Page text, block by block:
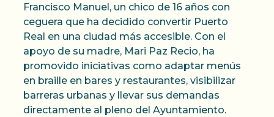
Francisco Manuel, un chico de 16 años con
ceguera que ha decidido convertir Puerto
Real en una ciudad más accesible. Con el
apoyo de su madre, Mari Paz Recio, ha
promovido iniciativas como adaptar menús
en braille en bares y restaurantes, visibilizar
barreras urbanas y llevar sus demandas
directamente al pleno del Ayuntamiento.